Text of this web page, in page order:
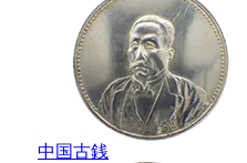
中国古銭